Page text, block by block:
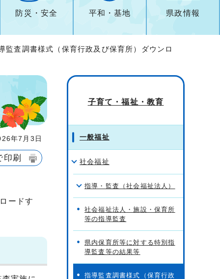
防災・安全 平和・基地 県政情報
監査調書様式（保育行政及び保育所）ダウンロ
年7月3日
印刷
ードす
子育て・福祉・教育
一般福祉
社会福祉
指導・監査（社会福祉法人）
社会福祉法人・施設・保育所
等の指導監査
県内保育所等に対する特別指
導監査等の結果等
指導監査調書様式（保育行政